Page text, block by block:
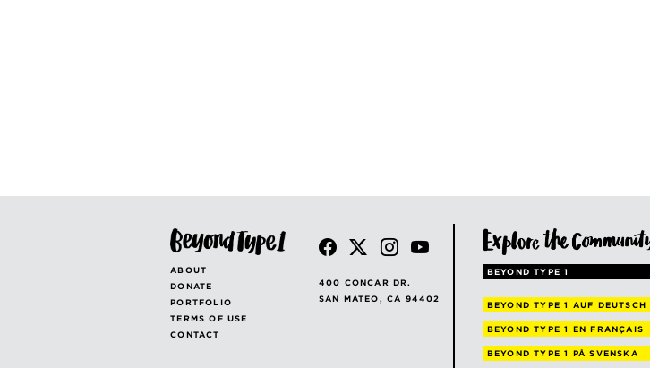
ABOUT
DONATE
PORTFOLIO
TERMS OF USE
CONTACT
400 CONCAR DR.
SAN MATEO, CA 94402
BEYOND TYPE 1
BEYOND TYPE 1 AUF DEUTSCH
BEYOND TYPE 1 EN FRANÇAIS
BEYOND TYPE 1 PÅ SVENSKA